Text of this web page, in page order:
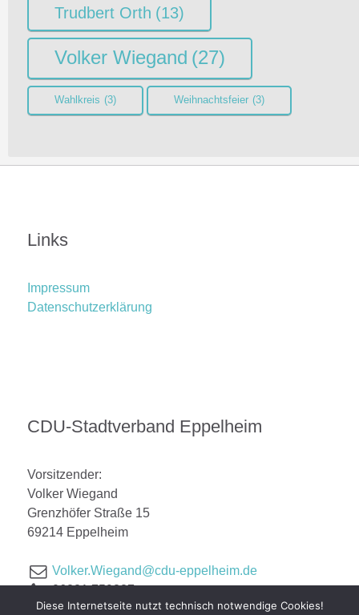
Trudbert Orth (13)
Volker Wiegand (27)
Wahlkreis (3) Weihnachtsfeier (3)
Links
Impressum
Datenschutzerklärung
CDU-Stadtverband Eppelheim
Vorsitzender:
Volker Wiegand
Grenzhöfer Straße 15
69214 Eppelheim
Volker.Wiegand@cdu-eppelheim.de
06221 759887
Diese Internetseite nutzt technisch notwendige Cookies!